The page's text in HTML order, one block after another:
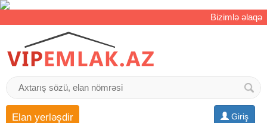
Bizimlə əlaqə
Giriş
Elan yerləşdir